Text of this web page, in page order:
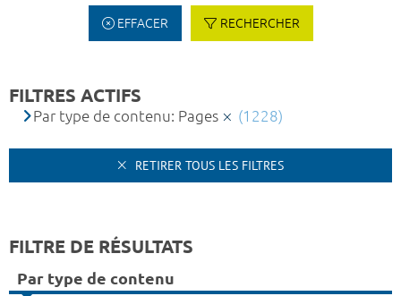
EFFACER RECHERCHER
FILTRES ACTIFS
Par type de contenu: Pages (1228)
RETIRER TOUS LES FILTRES
FILTRE DE RÉSULTATS
Par type de contenu